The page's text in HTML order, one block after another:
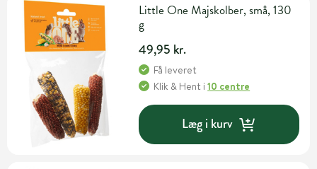
Little One Majskolber, små, 130
g
49,95 kr.
Få leveret
Klik & Hent i10 centre
Læg i kurv